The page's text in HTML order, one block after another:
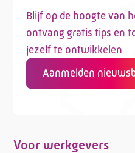
Blijf op de hoogte van
ontvang gratis tips en
jezelf te ontwikkelen
Aanmelden
Voor werkgevers